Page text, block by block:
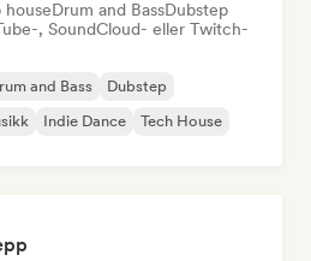
houseDrum and BassDubstep
, SoundCloud- eller Twitch-
and Bass
Dubstep
Indie Dance Tech House